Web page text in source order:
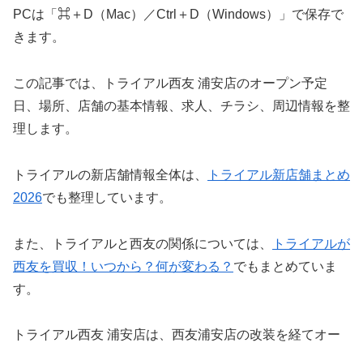
PCは「⌘＋D（Mac）／Ctrl＋D（Windows）」で保存で
きます。
この記事では、トライアル西友 浦安店のオープン予定
日、場所、店舗の基本情報、求人、チラシ、周辺情報を整
理します。
トライアルの新店舗情報全体は、
トライアル新店舗まとめ
2026でも整理しています。
また、トライアルと西友の関係については、
トライアルが
西友を買収！いつから？何が変わる？ でもまとめていま
す。
トライアル西友 浦安店は、西友浦安店の改装を経てオー